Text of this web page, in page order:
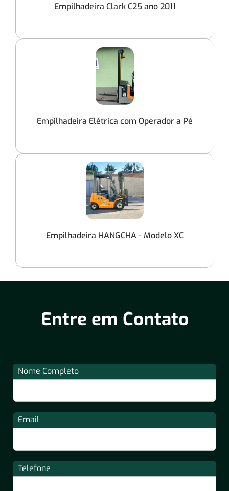
Empilhadeira Clark C25 ano 2011
Empilhadeira Elétrica com Operador a Pé
Empilhadeira HANGCHA - Modelo XC
Entre em Contato
Nome Completo
Email
Telefone